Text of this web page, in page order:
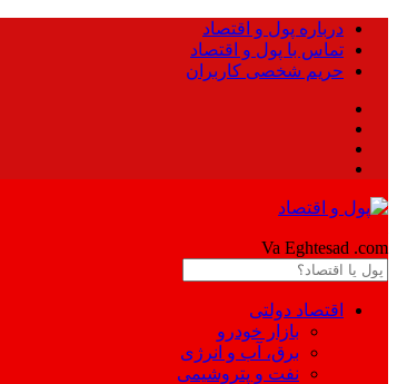
درباره پول و اقتصاد
تماس با پول و اقتصاد
حریم شخصی کاربران
Va Eghtesad .com
اقتصاد دولتی
بازار خودرو
برق، آب و انرژی
نفت و پتروشیمی